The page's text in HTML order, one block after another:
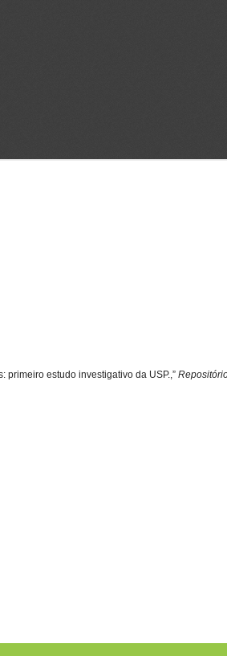
primeiro estudo investigativo da USP.,”